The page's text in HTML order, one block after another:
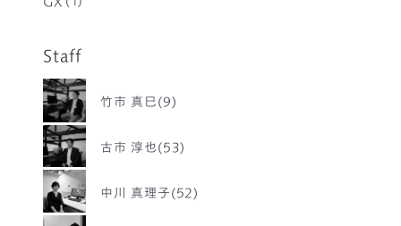
Staff
竹市 真巳(9)
古市 淳也(53)
中川 真理子(52)